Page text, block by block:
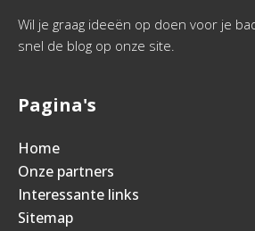
Wil je graag ideeën op doen voor je
snel de blog op onze site.
Pagina's
Home
Onze partners
Interessante links
Sitemap